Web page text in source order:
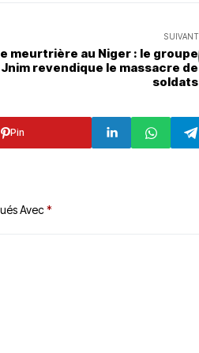
SUIVANT
meurtrière au Niger : le groupe
revendique le massacre de
soldats
Pin
Avec*